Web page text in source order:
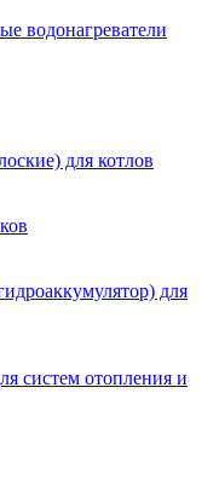
водонагреватели
для котлов
для
систем отопления и